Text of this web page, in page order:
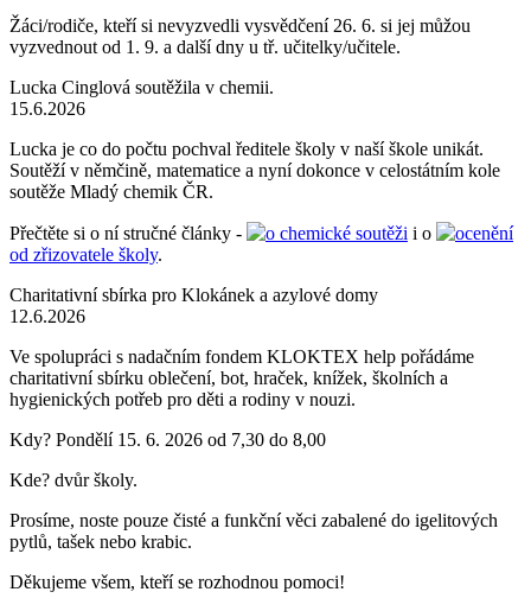
Žáci/rodiče, kteří si nevyzvedli vysvědčení 26. 6. si jej můžou
vyzvednout od 1. 9. a další dny u tř. učitelky/učitele.
Lucka Cinglová soutěžila v chemii.
15.6.2026
Lucka je co do počtu pochval ředitele školy v naší škole unikát.
Soutěží v němčině, matematice a nyní dokonce v celostátním kole
soutěže Mladý chemik ČR.
Přečtěte si o ní stručné články - o chemické soutěži i o
ocenění
od zřizovatele školy.
Charitativní sbírka pro Klokánek a azylové domy
12.6.2026
Ve spolupráci s nadačním fondem KLOKTEX help pořádáme
charitativní sbírku oblečení, bot, hraček, knížek, školních a
hygienických potřeb pro děti a rodiny v nouzi.
Kdy? Pondělí 15. 6. 2026 od 7,30 do 8,00
Kde? dvůr školy.
Prosíme, noste pouze čisté a funkční věci zabalené do igelitových
pytlů, tašek nebo krabic.
Děkujeme všem, kteří se rozhodnou pomoci!